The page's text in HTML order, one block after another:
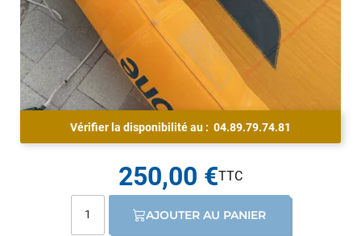
Vérifier la disponibilité au : 04.89.79.74.81
250,00 €
AJOUTER AU PANIER